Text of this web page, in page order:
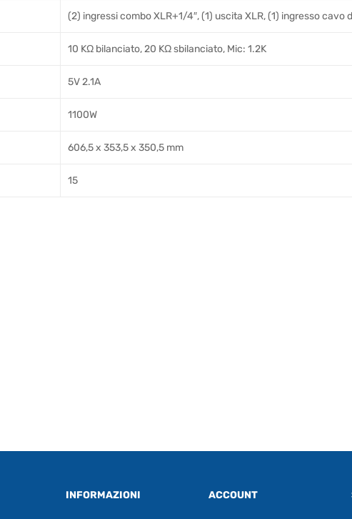
(2) ingressi combo XLR+1/4″, (1) uscita XLR, (1) ingresso cavo
10 KΩ bilanciato, 20 KΩ sbilanciato, Mic: 1.2K
5V 2.1A
1100W
606,5 x 353,5 x 350,5 mm
15
INFORMAZIONI ACCOUNT